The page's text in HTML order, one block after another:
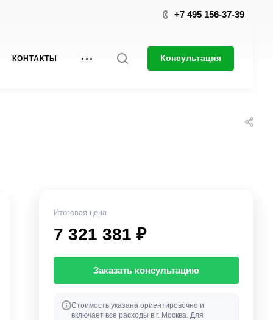
+7 495 156-37-39
КОНТАКТЫ Консультация
Итоговая цена
7 321 381 ₽
Заказать консультацию
Стоимость указана ориентировочно и
включает все расходы в г. Москва. Для